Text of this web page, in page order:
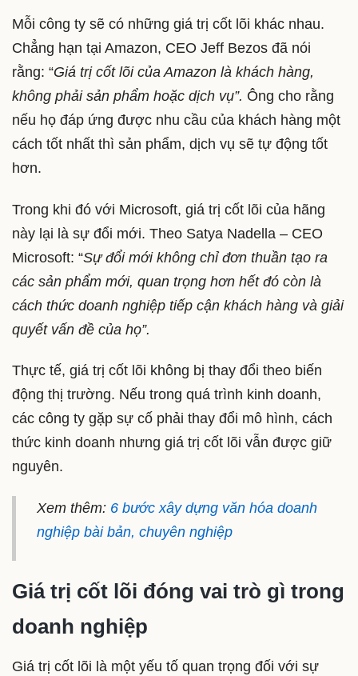
Mỗi công ty sẽ có những giá trị cốt lõi khác nhau.
Chẳng hạn tại Amazon, CEO Jeff Bezos đã nói
rằng: “Giá trị cốt lõi của Amazon là khách hàng,
không phải sản phẩm hoặc dịch vụ”. Ông cho rằng
nếu họ đáp ứng được nhu cầu của khách hàng một
cách tốt nhất thì sản phẩm, dịch vụ sẽ tự động tốt
hơn.
Trong khi đó với Microsoft, giá trị cốt lõi của hãng
này lại là sự đổi mới. Theo Satya Nadella – CEO
Microsoft: “Sự đổi mới không chỉ đơn thuần tạo ra
các sản phẩm mới, quan trọng hơn hết đó còn là
cách thức doanh nghiệp tiếp cận khách hàng và giải
quyết vấn đề của họ”.
Thực tế, giá trị cốt lõi không bị thay đổi theo biến
động thị trường. Nếu trong quá trình kinh doanh,
các công ty gặp sự cố phải thay đổi mô hình, cách
thức kinh doanh nhưng giá trị cốt lõi vẫn được giữ
nguyên.
Xem thêm: 6 bước xây dựng văn hóa doanh
nghiệp bài bản, chuyên nghiệp
Giá trị cốt lõi đóng vai trò gì trong
doanh nghiệp
Giá trị cốt lõi là một yếu tố quan trọng đối với sự